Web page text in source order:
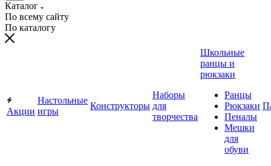
Каталог
По всему сайту
По каталогу
Акции
Настольные
игры
Конструкторы
Наборы
для
творчества
Школьные
ранцы и
рюкзаки
Ранцы
Рюкзаки
Пеналы
Мешки
для
обуви